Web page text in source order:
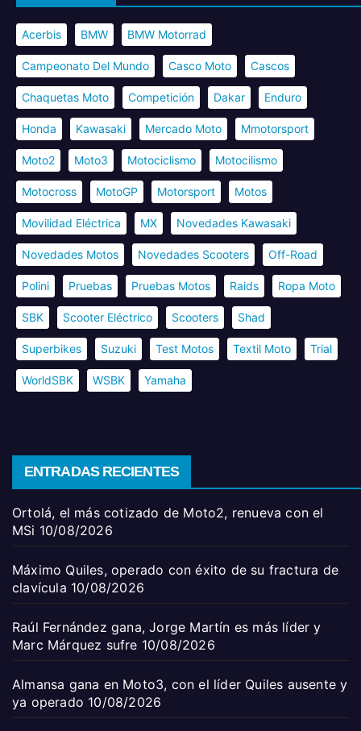
Acerbis BMW BMW Motorrad
Campeonato Del Mundo Casco Moto Cascos
Chaquetas Moto Competición Dakar Enduro
Honda Kawasaki Mercado Moto Mmotorsport
Moto2 Moto3 Motociclismo Motocilismo
Motocross MotoGP Motorsport Motos
Movilidad Eléctrica MX Novedades Kawasaki
Novedades Motos Novedades Scooters Off-Road
Polini Pruebas Pruebas Motos Raids Ropa Moto
SBK Scooter Eléctrico Scooters Shad
Superbikes Suzuki Test Motos Textil Moto Trial
WorldSBK WSBK Yamaha
ENTRADAS RECIENTES
Ortolá, el más cotizado de Moto2, renueva con el
MSi 10/08/2026
Máximo Quiles, operado con éxito de su fractura de
clavícula 10/08/2026
Raúl Fernández gana, Jorge Martín es más líder y
Marc Márquez sufre 10/08/2026
Almansa gana en Moto3, con el líder Quiles ausente y
ya operado 10/08/2026